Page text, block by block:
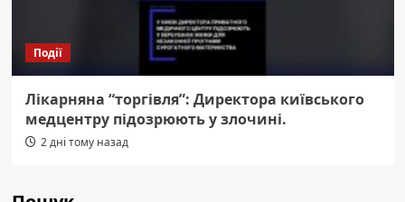
Події
Лікарняна “торгівля”: Директора київського
медцентру підозрюють у злочині.
2 дні тому назад